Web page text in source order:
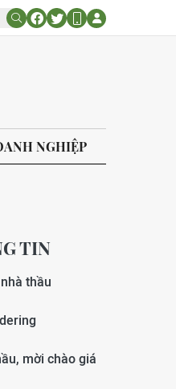
NGHIỆP
TIN
thầu
mời chào giá